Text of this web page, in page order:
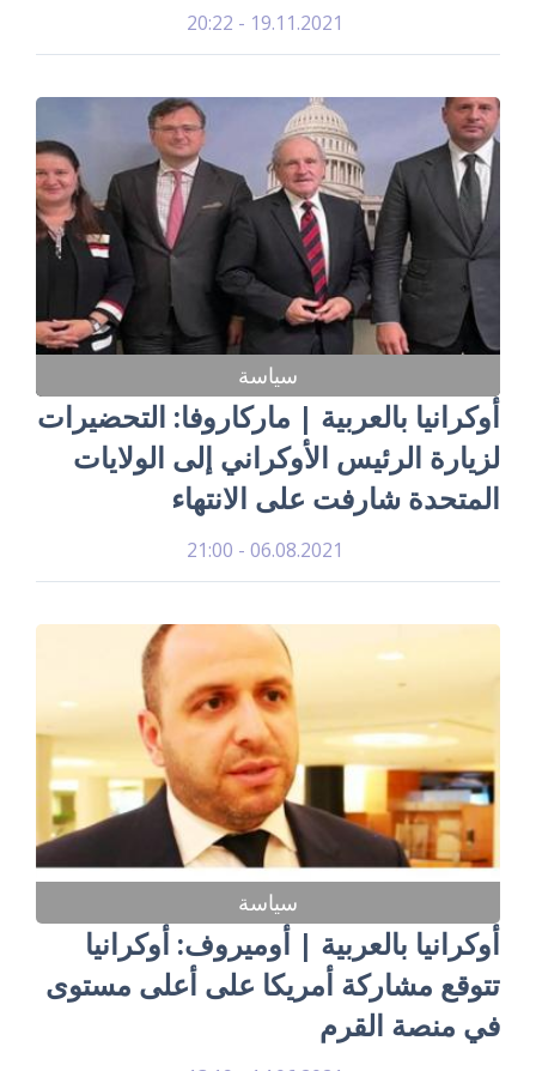
19.11.2021 - 20:22
سياسة
أوكرانيا بالعربية | ماركاروفا: التحضيرات
لزيارة الرئيس الأوكراني إلى الولايات
المتحدة شارفت على الانتهاء
06.08.2021 - 21:00
سياسة
أوكرانيا بالعربية | أوميروف: أوكرانيا
تتوقع مشاركة أمريكا على أعلى مستوى
في منصة القرم